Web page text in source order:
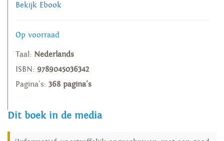
Bekijk Ebook
Op voorraad
Taal: Nederlands
ISBN: 9789045036342
Pagina's: 368 pagina's
Dit boek in de media